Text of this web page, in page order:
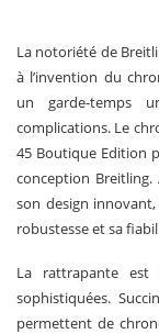
La notoriété de
à l’invention du
un garde-temps
complications. Le
45 Boutique Edition
conception Breitling.
son design
robustesse et sa
La rattrapante est
sophistiquées.
permettent de